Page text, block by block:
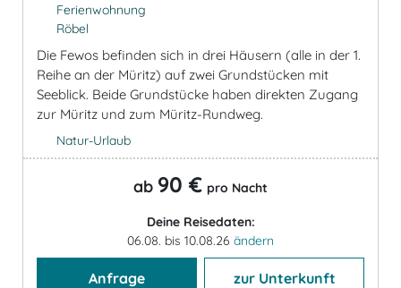
Ferienwohnung
Röbel
Die Fewos befinden sich in drei Häusern (alle in der 1.
Reihe an der Müritz) auf zwei Grundstücken mit
Seeblick. Beide Grundstücke haben direkten Zugang
zur Müritz und zum Müritz-Rundweg.
Natur-Urlaub
ab 90 € pro Nacht
Deine Reisedaten:
06.08. bis 10.08.26 ändern
Anfrage zur Unterkunft